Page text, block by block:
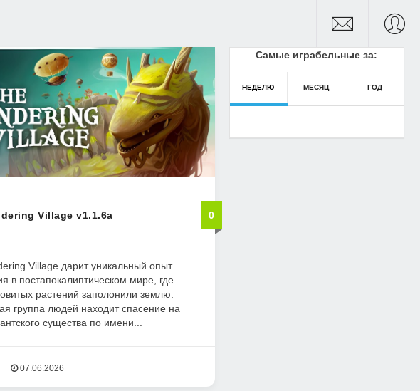
Village v1.1.6a 0
Village дарит уникальный опыт
в постапокалиптическом мире, где
растений заполонили землю.
группа людей находит спасение на
существа по имени...
07.06.2026
Самые играбельные за:
НЕДЕЛЮ МЕСЯЦ ГОД